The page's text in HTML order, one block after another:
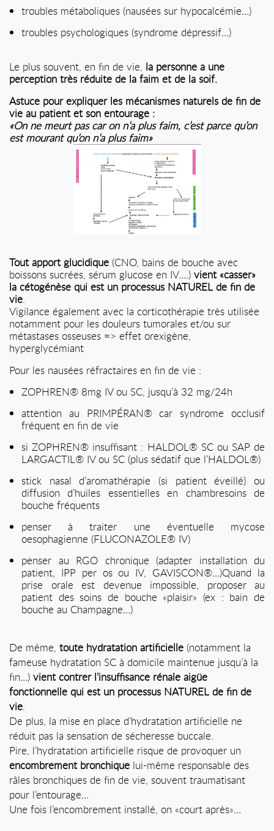
troubles métaboliques (nausées sur hypocalcémie…)
troubles psychologiques (syndrome dépressif…)
Le plus souvent, en fin de vie, la personne a une
perception très réduite de la faim et de la soif.
Astuce pour expliquer les mécanismes naturels de fin de
vie au patient et son entourage :
«On ne meurt pas car on n’a plus faim, c’est parce qu’on
est mourant qu’on n’a plus faim»
Tout apport glucidique (CNO, bains de bouche avec
boissons sucrées, sérum glucose en IV….) vient «casser»
la cétogénèse qui est un processus NATUREL de fin de
vie.
Vigilance également avec la corticothérapie très utilisée
notamment pour les douleurs tumorales et/ou sur
métastases osseuses => effet orexigène,
hyperglycémiant
Pour les nausées réfractaires en fin de vie :
ZOPHREN® 8mg IV ou SC, jusqu’à 32 mg/24h
attention au PRIMPÉRAN® car syndrome occlusif
fréquent en fin de vie
si ZOPHREN® insuffisant : HALDOL® SC ou SAP de
LARGACTIL® IV ou SC (plus sédatif que l’HALDOL®)
stick nasal d’aromathérapie (si patient éveillé) ou
diffusion d’huiles essentielles en chambresoins de
bouche fréquents
penser à traiter une éventuelle mycose
oesophagienne (FLUCONAZOLE® IV)
penser au RGO chronique (adapter installation du
patient, IPP per os ou IV, GAVISCON®…)Quand la
prise orale est devenue impossible, proposer au
patient des soins de bouche «plaisir» (ex : bain de
bouche au Champagne…)
De même, toute hydratation artificielle (notamment la
fameuse hydratation SC à domicile maintenue jusqu’à la
fin…) vient contrer l’insuffisance rénale aigüe
fonctionnelle qui est un processus NATUREL de fin de
vie.
De plus, la mise en place d’hydratation artificielle ne
réduit pas la sensation de sécheresse buccale.
Pire, l’hydratation artificielle risque de provoquer un
encombrement bronchique lui-même responsable des
râles bronchiques de fin de vie, souvent traumatisant
pour l’entourage…
Une fois l’encombrement installé, on «court après»…